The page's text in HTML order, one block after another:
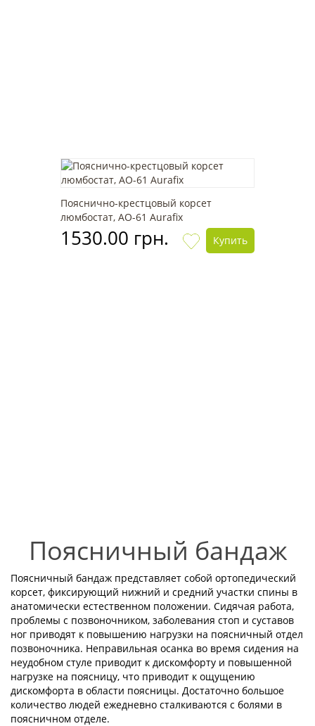
Пояснично-крестцовый корсет
люмбостат, AO-61 Aurafix
1530.00 грн. Купить
Поясничный бандаж
Поясничный бандаж представляет собой ортопедический
корсет, фиксирующий нижний и средний участки спины в
анатомически естественном положении. Сидячая работа,
проблемы с позвоночником, заболевания стоп и суставов
ног приводят к повышению нагрузки на поясничный отдел
позвоночника. Неправильная осанка во время сидения на
неудобном стуле приводит к дискомфорту и повышенной
нагрузке на поясницу, что приводит к ощущению
дискомфорта в области поясницы. Достаточно большое
количество людей ежедневно сталкиваются с болями в
поясничном отделе.